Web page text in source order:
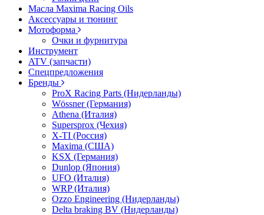
Масла Maxima Racing Oils
Аксессуары и тюнинг
Мотоформа
Очки и фурнитура
Инструмент
ATV (запчасти)
Спецпредложения
Бренды
ProX Racing Parts (Нидерланды)
Wössner (Германия)
Athena (Италия)
Supersprox (Чехия)
X-TI (Россия)
Maxima (США)
KSX (Германия)
Dunlop (Япония)
UFO (Италия)
WRP (Италия)
Ozzo Engineering (Нидерланды)
Delta braking BV (Нидерланды)